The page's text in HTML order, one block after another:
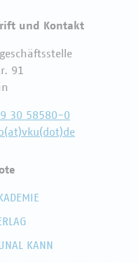
und Kontakt
91
30 58580-0
KANN